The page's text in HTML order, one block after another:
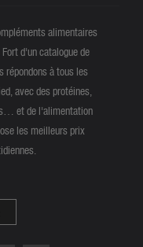
alimentaires
d'un catalogue de
répondons à tous les
avec des protéines,
et de l'alimentation
les meilleurs prix